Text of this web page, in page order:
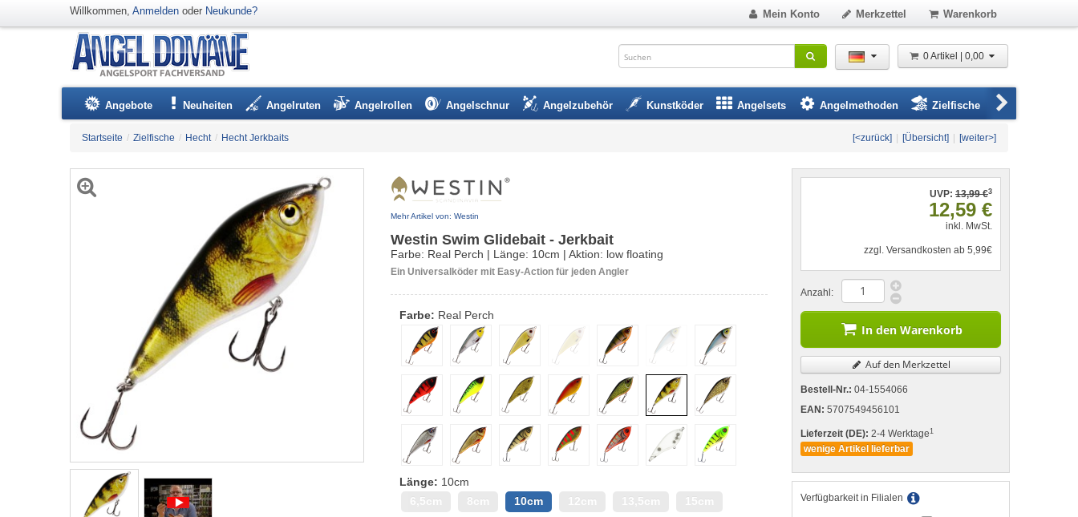
Willkommen, Anmelden oder Neukunde? Mein Konto Merkzettel Warenkorb
0 Artikel | 0,00
Angebote Neuheiten Angelruten Angelrollen Angelschnur Angelzubehör Kunstköder Angelsets Angelmethoden Zielfische
Startseite / Zielfische / Hecht / Hecht Jerkbaits [<zurück] [Übersicht] [weiter>]
Mehr Artikel von: Westin
Westin Swim Glidebait - Jerkbait
Farbe: Real Perch | Länge: 10cm | Aktion: low floating
Ein Universalköder mit Easy-Action für jeden Angler
Farbe: Real Perch
Länge: 10cm
6,5cm 8cm 10cm 12cm 13,5cm 15cm
UVP: 13,99 €3
12,59 €
inkl. MwSt.
zzgl. Versandkosten ab 5,99€
Anzahl:
In den Warenkorb
Auf den Merkzettel
Bestell-Nr.: 04-1554066
EAN: 5707549456101
Lieferzeit (DE): 2-4 Werktage 1
wenige Artikel lieferbar
Verfügbarkeit in Filialen